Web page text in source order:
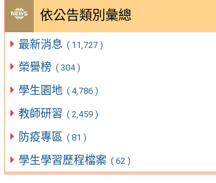
依公告類別彙總
最新消息 ( 11,727 )
榮譽榜 ( 304 )
學生園地 ( 4,786 )
教師研習 ( 2,459 )
防疫專區 ( 81 )
學生學習歷程檔案 ( 62 )